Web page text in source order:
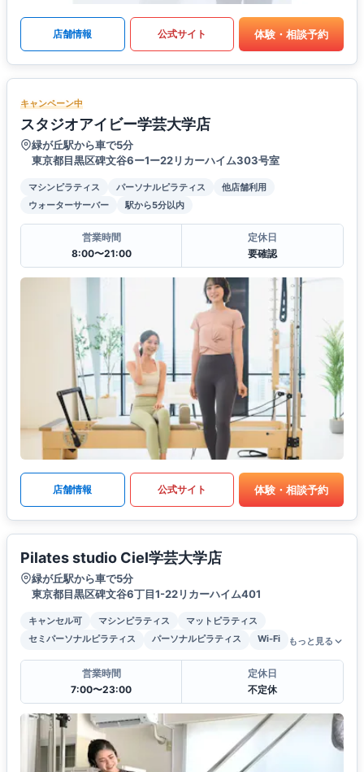
店舗情報 公式サイト 体験・相談予約
キャンペーン中
スタジオアイビー学芸大学店
緑が丘駅から車で5分
東京都目黒区碑文谷6ー1ー22リカーハイム303号室
マシンピラティス パーソナルピラティス
他店舗利用
ウォーターサーバー
駅から5分以内
営業時間
8:00〜21:00
定休日
要確認
店舗情報 公式サイト 体験・相談予約
Pilates studio Ciel学芸大学店
緑が丘駅から車で5分
東京都目黒区碑文谷6丁目1-22リカーハイム401
キャンセル可 マシンピラティス
マットピラティス
セミパーソナルピラティス
パーソナルピラティス Wi-Fi もっと見る
営業時間
7:00〜23:00
定休日
不定休